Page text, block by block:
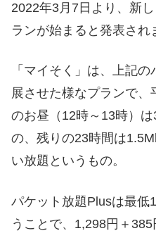
2022年3月7日より、新
ランが始まると発表され
「マイそく」は、上記
展させた様なプランで、
のお昼（12時～13時）
の、残りの23時間は
い放題というもの。
パケット放題Plusは最低
うことで、1,298円＋385